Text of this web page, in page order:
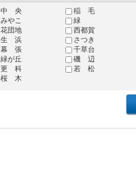
中 央
稲 毛
みやこ
緑
花団地
西都賀
生 浜
さつき
幕 張
千草台
緑が丘
磯 辺
更 科
若 松
桜 木